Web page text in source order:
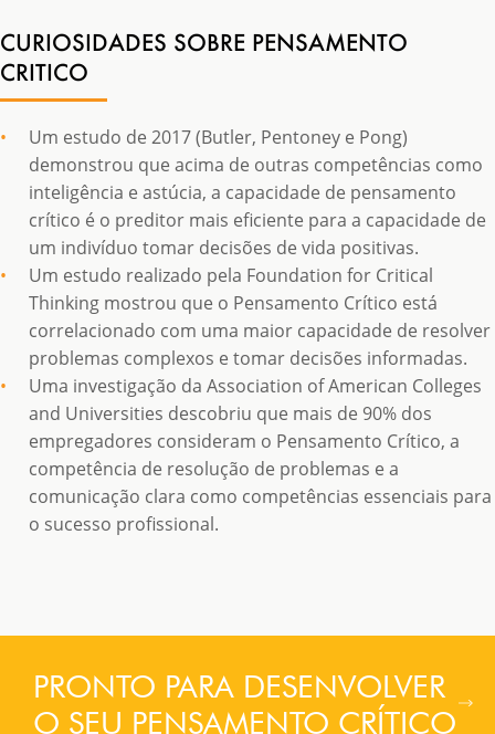
crítico num outro idioma, contacte-nos por
favor.
CURIOSIDADES SOBRE PENSAMENTO
CRITICO
Um estudo de 2017 (Butler, Pentoney e Pong)
demonstrou que acima de outras competências como
inteligência e astúcia, a capacidade de pensamento
crítico é o preditor mais eficiente para a capacidade de
um indivíduo tomar decisões de vida positivas.
Um estudo realizado pela Foundation for Critical
Thinking mostrou que o Pensamento Crítico está
correlacionado com uma maior capacidade de resolver
problemas complexos e tomar decisões informadas.
Uma investigação da Association of American Colleges
and Universities descobriu que mais de 90% dos
empregadores consideram o Pensamento Crítico, a
competência de resolução de problemas e a
comunicação clara como competências essenciais para
o sucesso profissional.
PRONTO PARA DESENVOLVER
O SEU PENSAMENTO CRÍTICO